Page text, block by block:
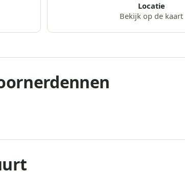
Locatie
Bekijk op de kaart